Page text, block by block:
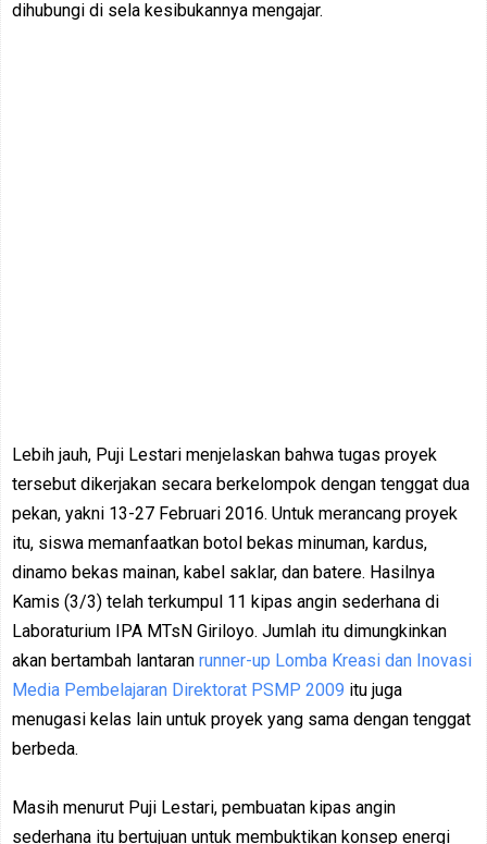
dihubungi di sela kesibukannya mengajar.
Lebih jauh, Puji Lestari menjelaskan bahwa tugas proyek
tersebut dikerjakan secara berkelompok dengan tenggat dua
pekan, yakni 13-27 Februari 2016. Untuk merancang proyek
itu, siswa memanfaatkan botol bekas minuman, kardus,
dinamo bekas mainan, kabel saklar, dan batere. Hasilnya
Kamis (3/3) telah terkumpul 11 kipas angin sederhana di
Laboraturium IPA MTsN Giriloyo. Jumlah itu dimungkinkan
akan bertambah lantaran runner-up Lomba Kreasi dan Inovasi
Media Pembelajaran Direktorat PSMP 2009 itu juga
menugasi kelas lain untuk proyek yang sama dengan tenggat
berbeda.
Masih menurut Puji Lestari, pembuatan kipas angin
sederhana itu bertujuan untuk membuktikan konsep energi